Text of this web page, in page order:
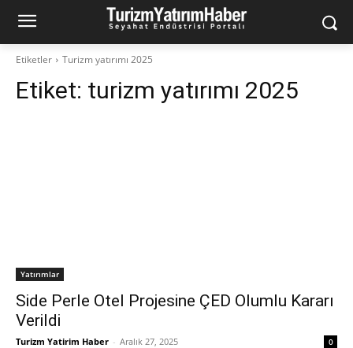
Etiketler Turizm yatırımı 2025
Etiket: turizm yatırımı 2025
Yatırımlar
Side Perle Otel Projesine ÇED Olumlu Kararı
Verildi
Turizm Yatirim Haber - Aralık 27, 2025 0